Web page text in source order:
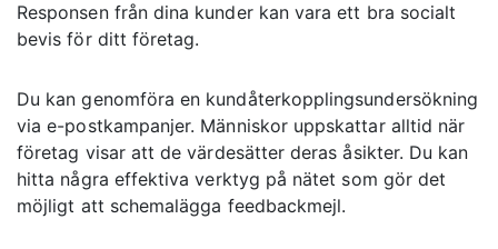
Responsen från dina kunder kan vara ett bra socialt
bevis för ditt företag.
Du kan genomföra en kundåterkopplingsundersökning
via e-postkampanjer. Människor uppskattar alltid när
företag visar att de värdesätter deras åsikter. Du kan
hitta några effektiva verktyg på nätet som gör det
möjligt att schemalägga feedbackmejl.